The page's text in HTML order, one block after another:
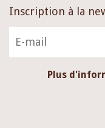
Inscription à la
Plus